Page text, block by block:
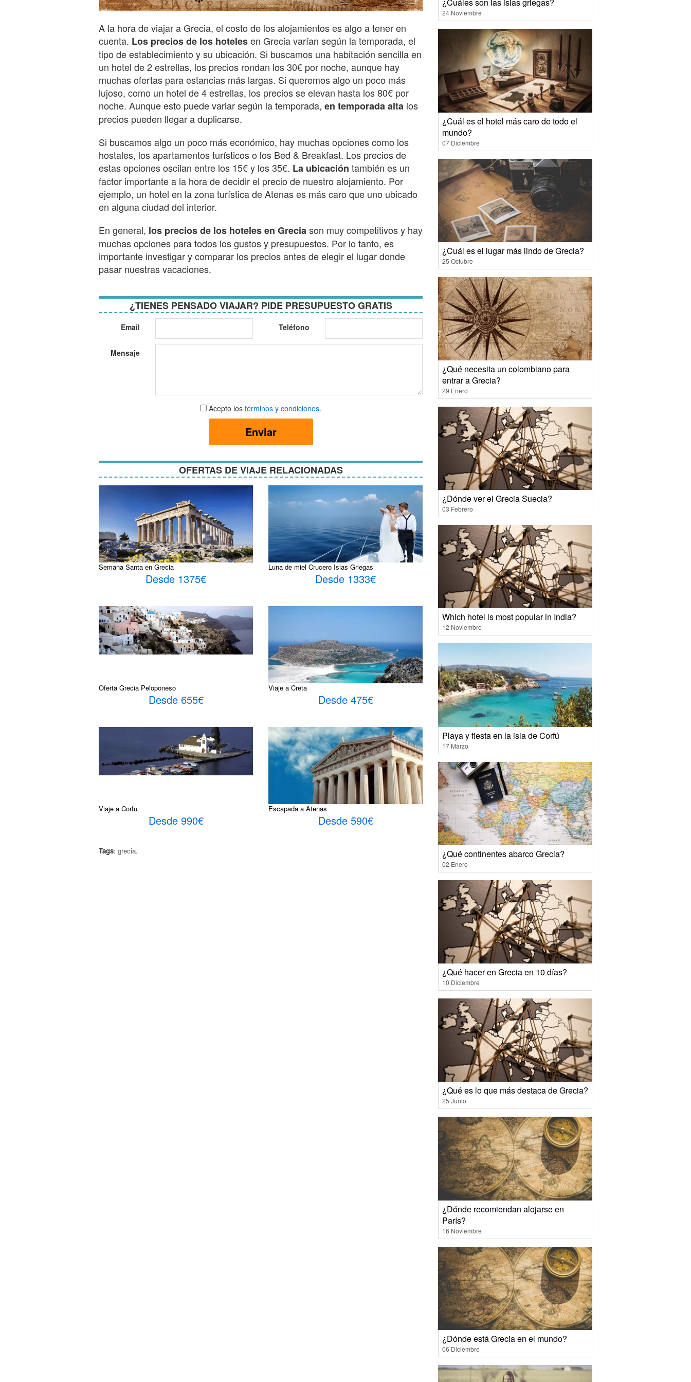
A la hora de viajar a Grecia, el costo de los alojamientos es algo a tener en
cuenta. Los precios de los hotelesen Grecia varían según la temporada, el
tipo de establecimiento y su ubicación. Si buscamos una habitación sencilla en
un hotel de 2 estrellas, los precios rondan los 30€ por noche, aunque hay
muchas ofertas para estancias más largas. Si queremos algo un poco más
lujoso, como un hotel de 4 estrellas, los precios se elevan hasta los 80€ por
noche. Aunque esto puede variar según la temporada, en temporada alta los
precios pueden llegar a duplicarse.
Si buscamos algo un poco más económico, hay muchas opciones como los
hostales, los apartamentos turísticos o los Bed & Breakfast. Los precios de
estas opciones oscilan entre los 15€ y los 35€. La ubicación también es un
factor importante a la hora de decidir el precio de nuestro alojamiento. Por
ejemplo, un hotel en la zona turística de Atenas es más caro que uno ubicado
en alguna ciudad del interior.
En general, los precios de los hoteles en Greciason muy competitivos y hay
muchas opciones para todos los gustos y presupuestos. Por lo tanto, es
importante investigar y comparar los precios antes de elegir el lugar donde
pasar nuestras vacaciones.
¿TIENES PENSADO VIAJAR? PIDE PRESUPUESTO GRATIS
Email Teléfono
Mensaje
Aceptar
términos
Acepto los términos y condiciones.
Enviar
OFERTAS DE VIAJE RELACIONADAS
Semana Santa en Grecia
Desde 1375€
Luna de miel Crucero Islas Griegas
Desde 1333€
Oferta Grecia Peloponeso
Desde 655€
Viaje a Creta
Desde 475€
Viaje a Corfu
Desde 990€
Escapada a Atenas
Desde 590€
Tags: grecia.
¿Cuáles son las islas griegas?
24 Noviembre
¿Cuál es el hotel más caro de todo el
mundo?
07 Diciembre
¿Cuál es el lugar más lindo de Grecia?
25 Octubre
¿Qué necesita un colombiano para
entrar a Grecia?
29 Enero
¿Dónde ver el Grecia Suecia?
03 Febrero
Which hotel is most popular in India?
12 Noviembre
Playa y fiesta en la isla de Corfú
17 Marzo
¿Qué continentes abarco Grecia?
02 Enero
¿Qué hacer en Grecia en 10 días?
10 Diciembre
¿Qué es lo que más destaca de Grecia?
25 Junio
¿Dónde recomiendan alojarse en
París?
16 Noviembre
¿Dónde está Grecia en el mundo?
06 Diciembre